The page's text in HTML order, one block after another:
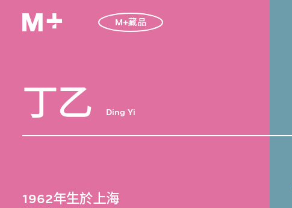
M+藏品
丁乙 Ding Yi
1962年生於上海